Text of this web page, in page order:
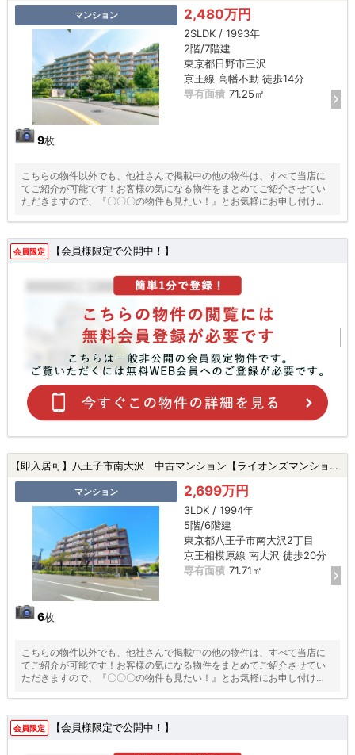
マンション
9枚
2,480万円
2SLDK / 1993年
2階/7階建
東京都日野市三沢
京王線 高幡不動 徒歩14分
専有面積 71.25㎡
こちらの物件以外でも、他社さんで掲載中の他の物件は、すべて当店に
てご紹介が可能です！お客様の気になる物件をまとめてご紹介させてい
ただきますので、『〇〇〇の物件も見たい！』とお気軽にお申し付けく
会員限定 【会員様限定で公開中！】
【即入居可】八王子市南大沢 中古マンション【ライオンズマンション南大沢】★南大沢駅・新規リフォーム・アフターサービス保証★|八王子市南大沢2丁目の中古マンション
マンション
6枚
2,699万円
3LDK / 1994年
5階/6階建
東京都八王子市南大沢2丁目
京王相模原線 南大沢 徒歩20分
専有面積 71.71㎡
こちらの物件以外でも、他社さんで掲載中の他の物件は、すべて当店に
てご紹介が可能です！お客様の気になる物件をまとめてご紹介させてい
ただきますので、『〇〇〇の物件も見たい！』とお気軽にお申し付けく
会員限定 【会員様限定で公開中！】